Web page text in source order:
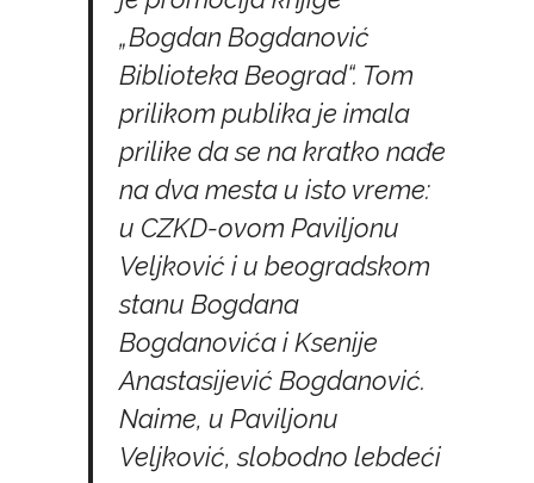
„Bogdan Bogdanović
Biblioteka Beograd“. Tom
prilikom publika je imala
prilike da se na kratko nađe
na dva mesta u isto vreme:
u CZKD-ovom Paviljonu
Veljković i u beogradskom
stanu Bogdana
Bogdanovića i Ksenije
Anastasijević Bogdanović.
Naime, u Paviljonu
Veljković, slobodno lebdeći